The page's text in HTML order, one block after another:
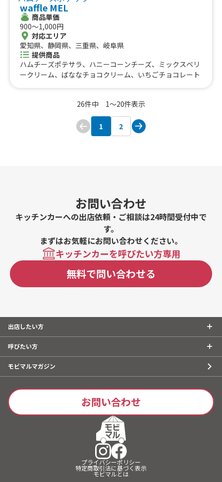
waffle MEL
商品単価
900〜1,000円
対応エリア
愛知県、静岡県、三重県、岐阜県
提供商品
ハムチーズポテサラ、ハニーコーンチーズ、ミックスベリ
ークリーム、ばななチョコクリーム、いちごチョコレート
26件中 1〜20件表示
1 2
お問い合わせ
キッチンカーへの出店依頼・ご相談は24時間受付中で
す。
まずはお気軽にお問い合わせください。
キッチンカーを呼びたい方専用
無料で問い合わせる
出店したい方
呼びたい方
モビマルマガジン
お問い合わせ
プライバシーポリシー
特定商取引法に基づく表示
モビマルとは